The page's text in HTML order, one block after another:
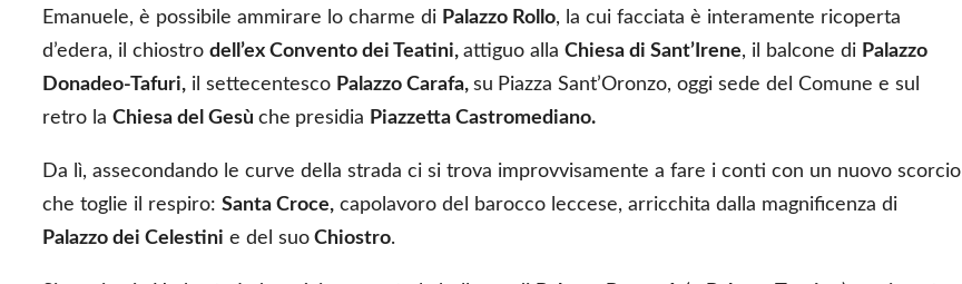
Emanuele, è possibile ammirare lo charme di Palazzo Rollo, la cui facciata è interamente ricoperta
d’edera, il chiostro dell’ex Convento dei Teatini, attiguo alla Chiesa di Sant’Irene, il balcone di Palazzo
Donadeo-Tafuri, il settecentesco Palazzo Carafa, su Piazza Sant’Oronzo, oggi sede del Comune e sul
retro la Chiesa del Gesù che presidia Piazzetta Castromediano.
Da lì, assecondando le curve della strada ci si trova improvvisamente a fare i conti con un nuovo scorcio
che toglie il respiro: Santa Croce, capolavoro del barocco leccese, arricchita dalla magnificenza di
Palazzo dei Celestini e del suo Chiostro.